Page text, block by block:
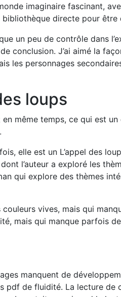
imaginaire fascinant,
bibliothèque directe pour être
un peu de contrôle dans
conclusion. J’ai aimé la
les personnages
loups
même temps, ce qui est
elle est un L’appel des
l’auteur a exploré les
qui explore des thèmes
vives, mais qui
mais qui manque parfois
manquent de
pdf de fluidité. La lecture de